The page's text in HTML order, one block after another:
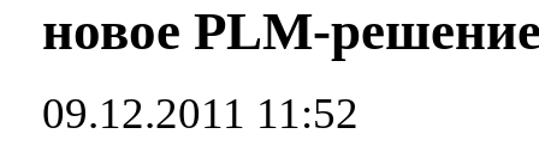
новое PLM-
09.12.2011 11:52